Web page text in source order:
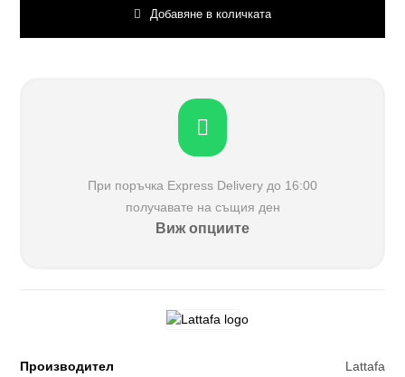
Добавяне в количката
При поръчка Еxpress Delivery до 16:00
получавате на същия ден
Виж опциите
Производител
Lattafa